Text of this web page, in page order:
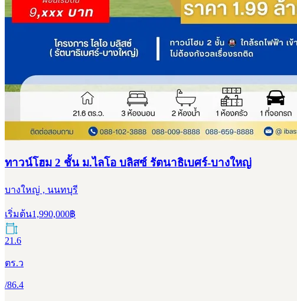
ทาวน์โฮม 2 ชั้น ม.ไลโอ บลิสซ์ รัตนาธิเบศร์-บางใหญ่
บางใหญ่ , นนทบุรี
เริ่มต้น1,990,000฿
21.6
ตร.ว
/86.4